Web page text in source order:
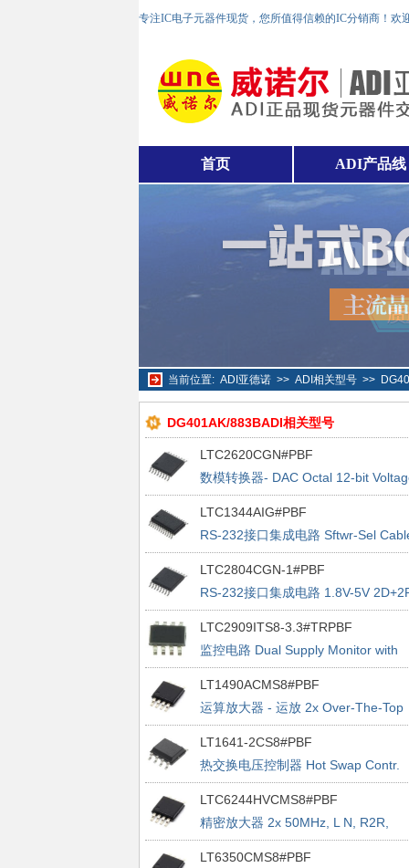
专注IC电子元器件现货，您所值得信赖的IC分销商！
首页 ADI产品线
当前位置: ADI亚德诺>> ADI相关型号>>
DG401AK/883BADI相关型号
LTC2620CGN#PBF
数模转换器- DAC Octal 12-bit
Output DAC
LTC1344AIG#PBF
RS-232接口集成电路 Sftwr-Sel
Terminator
LTC2804CGN-1#PBF
RS-232接口集成电路 1.8V-5V
1Mbps RS232 Transceiver
LTC2909ITS8-3.3#TRPBF
监控电路 Dual Supply Monitor with
Selectable Polarity
LT1490ACMS8#PBF
运算放大器 - 运放 2x Over-The-Top
uP R2R In & Out Op Amps
LT1641-2CS8#PBF
热交换电压控制器 Hot Swap Contr.
+48V Auto-Retry
LTC6244HVCMS8#PBF
精密放大器 2x 50MHz, L N, R2R,
CMOS Op Amp
LT6350CMS8#PBF